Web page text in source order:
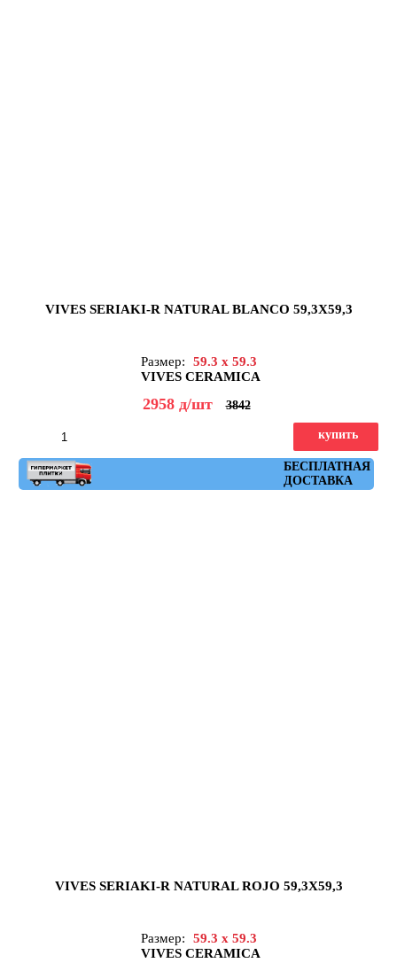
VIVES SERIAKI-R NATURAL BLANCO 59,3X59,3
Размер:
59.3 x 59.3
VIVES CERAMICA
2958 д/шт 3842
БЕСПЛАТНАЯ
ДОСТАВКА
купить
Артикул: seriaki_r_natural_blanco_59,3x59,3
VIVES SERIAKI-R NATURAL ROJO 59,3X59,3
Размер:
59.3 x 59.3
VIVES CERAMICA